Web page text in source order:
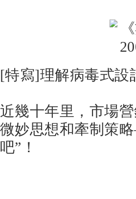
[特寫]理解病毒式設
近幾十年里，市場
微妙思想和牽制策
吧”！